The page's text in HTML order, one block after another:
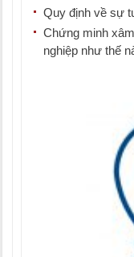
Quy định về sự
Chứng minh
nghiệp như thế